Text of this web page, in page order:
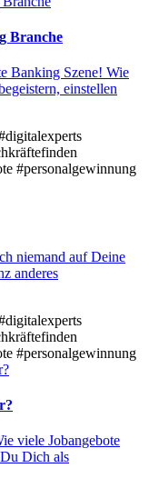
Branche
Banking Szene! Wie
einstellen
#personalgewinnung
niemand auf Deine
anderes
#personalgewinnung
viele Jobangebote
Dich als